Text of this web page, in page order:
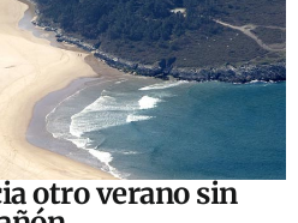
otro verano sin